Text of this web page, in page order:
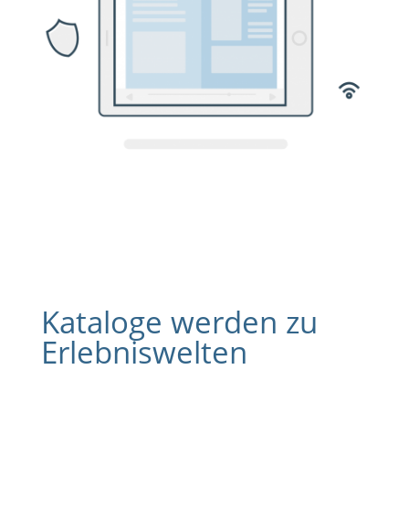
Kataloge werden zu
Erlebniswelten